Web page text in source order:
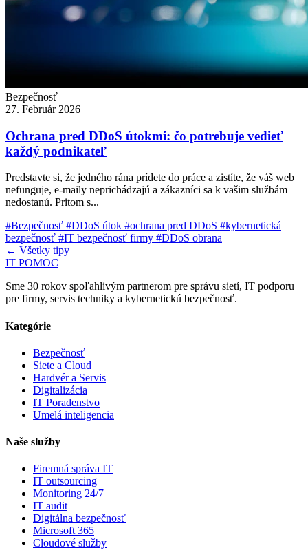
Bezpečnosť
27. Február 2026
Ochrana pred DDoS útokmi: čo potrebuje vedieť
každý podnikateľ
Predstavte si, že jedného rána prídete do práce a zistíte, že váš web
nefunguje, e-maily neprichádzajú a zákazníci sa k vašim službám
nedostanú. Pritom s...
#Bezpečnosť #DDoS útok #ochrana pred DDoS #kybernetická
bezpečnosť #IT bezpečnosť firmy #DDoS obrana
← Všetky tipy
IT POMOC
Sme 30 rokov spoľahlivým partnerom pre správu sietí, IT podporu
pre firmy, servis techniky a kybernetickú bezpečnosť.
Kategórie
Bezpečnosť
Siete a Cloud
Hardvér a Servis
Digitalizácia
IT Poradenstvo
Umelá inteligencia
Naše služby
Firemná správa IT
IT outsourcing
Monitoring 24/7
IT audit
Digitálna bezpečnosť
Microsoft 365
Cloudové služby